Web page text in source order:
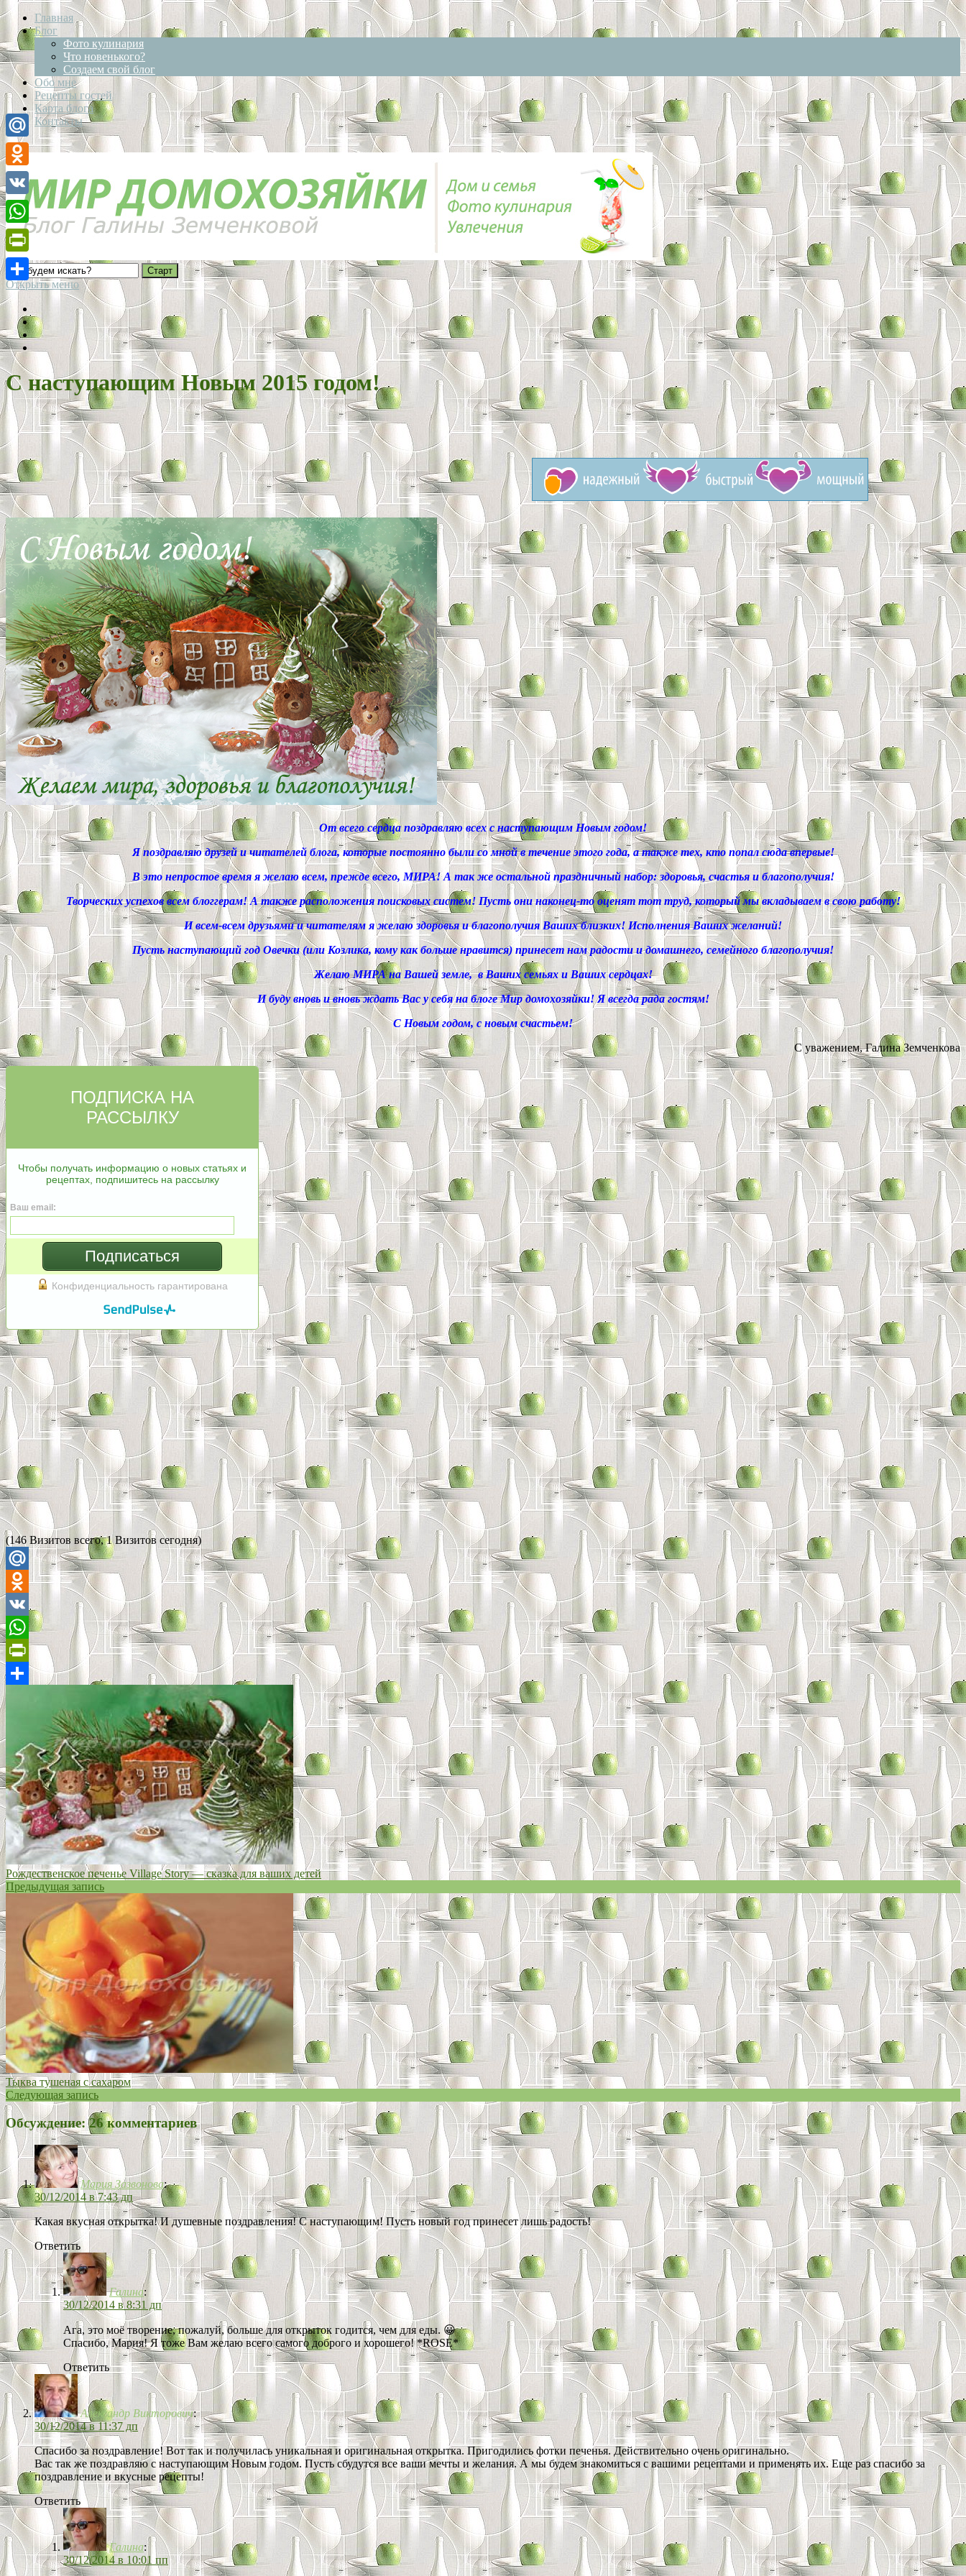
Главная
Блог
Фото кулинария
Что новенького?
Создаем свой блог
Обо мне
Рецепты гостей
Карта блога
Контакты
Открыть меню
С наступающим Новым 2015 годом!
От всего сердца поздравляю всех с наступающим Новым годом!
Я поздравляю друзей и читателей блога, которые постоянно были со мной в течение этого года, а также тех, кто попал сюда впервые!
В это непростое время я желаю всем, прежде всего, МИРА! А так же остальной праздничный набор: здоровья, счастья и благополучия!
Творческих успехов всем блоггерам! А также расположения поисковых систем! Пусть они наконец-то оценят тот труд, который мы вкладываем в свою работу!
И всем-всем друзьями и читателям я желаю здоровья и благополучия Ваших близких! Исполнения Ваших желаний!
Пусть наступающий год Овечки (или Козлика, кому как больше нравится) принесет нам радости и домашнего, семейного благополучия!
Желаю МИРА на Вашей земле, в Ваших семьях и Ваших сердцах!
И буду вновь и вновь ждать Вас у себя на блоге Мир домохозяйки! Я всегда рада гостям!
С Новым годом, с новым счастьем!
С уважением, Галина Земченкова
ПОДПИСКА НА
РАССЫЛКУ
Чтобы получать информацию о новых статьях и
рецептах, подпишитесь на рассылку
Ваш email:
Подписаться
Конфиденциальность гарантирована
(146 Визитов всего, 1 Визитов сегодня)
Mail.Ru
Odnoklassniki
VK
WhatsApp
PrintFriendly
Рождественское печенье Village Story — сказка для ваших детей
Предыдущая запись
Тыква тушеная с сахаром
Следующая запись
Обсуждение: 26 комментариев
Мария Зазвонова:
30/12/2014 в 7:43 дп
Какая вкусная открытка! И душевные поздравления! С наступающим! Пусть новый год принесет лишь радость!
Ответить
Галина:
30/12/2014 в 8:31 дп
Ага, это моё творение, пожалуй, больше для открыток годится, чем для еды. 😀
Спасибо, Мария! Я тоже Вам желаю всего самого доброго и хорошего! *ROSE*
Ответить
Александр Викторович:
30/12/2014 в 11:37 дп
Спасибо за поздравление! Вот так и получилась уникальная и оригинальная открытка. Пригодились фотки печенья. Действительно очень оригинально.
Вас так же поздравляю с наступающим Новым годом. Пусть сбудутся все ваши мечты и желания. А мы будем знакомиться с вашими рецептами и применять их. Еще раз спасибо за
поздравление и вкусные рецепты!
Ответить
Галина:
30/12/2014 в 10:01 пп
Mail.Ru
Odnoklassniki
VK
WhatsApp
PrintFriendly
Отправить